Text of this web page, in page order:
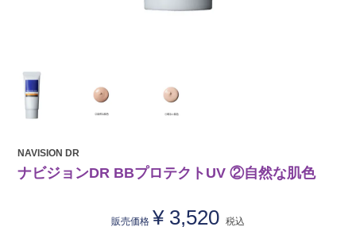
NAVISION DR
ナビジョンDR BBプロテクトUV ②自然な肌色
販売価格 ¥ 3,520 税込